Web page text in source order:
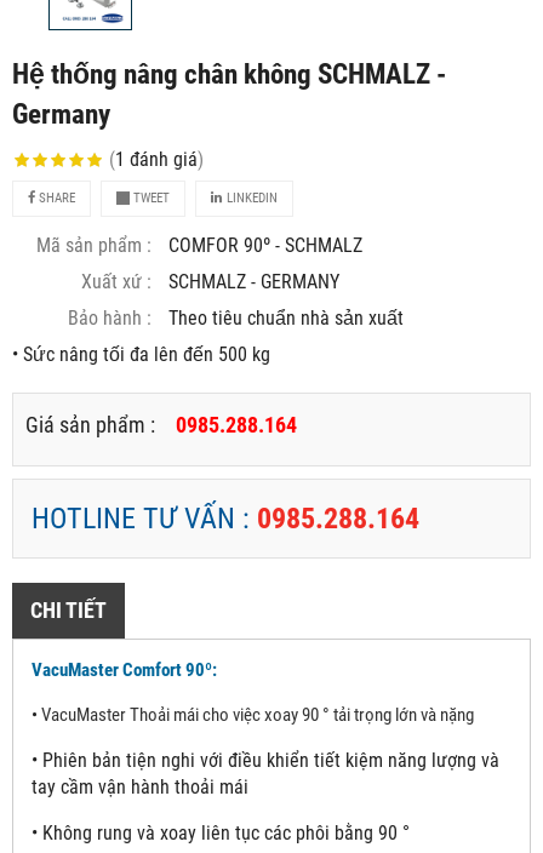
Hệ thống nâng chân không SCHMALZ -
Germany
(1 đánh giá)
SHARE TWEET LINKEDIN
Mã sản phẩm :
COMFOR 90º - SCHMALZ
Xuất xứ :
SCHMALZ - GERMANY
Bảo hành :
Theo tiêu chuẩn nhà sản xuất
• Sức nâng tối đa lên đến 500 kg
Giá sản phẩm : 0985.288.164
HOTLINE TƯ VẤN : 0985.288.164
CHI TIẾT
VacuMaster Comfort 90º:
•VacuMaster Thoải mái cho việc xoay 90 ° tải trọng lớn và nặng
• Phiên bản tiện nghi với điều khiển tiết kiệm năng lượng và
tay cầm vận hành thoải mái
• Không rung và xoay liên tục các phôi bằng 90 °